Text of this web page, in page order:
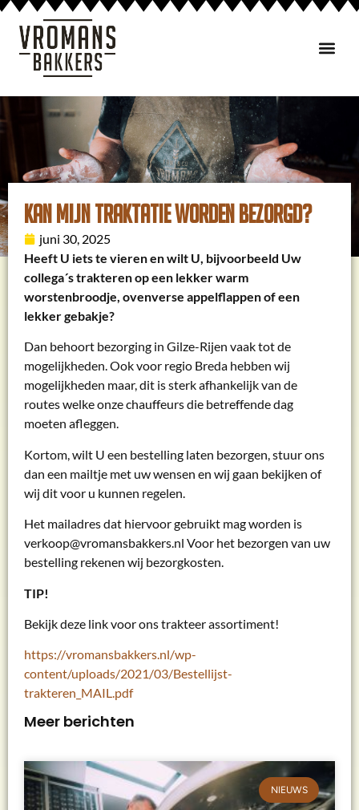
Kan mijn traktatie worden bezorgd?
juni 30, 2025
Heeft U iets te vieren en wilt U, bijvoorbeeld Uw
collega´s trakteren op een lekker warm
worstenbroodje, ovenverse appelflappen of een
lekker gebakje?
Dan behoort bezorging in Gilze-Rijen vaak tot de
mogelijkheden. Ook voor regio Breda hebben wij
mogelijkheden maar, dit is sterk afhankelijk van de
routes welke onze chauffeurs die betreffende dag
moeten afleggen.
Kortom, wilt U een bestelling laten bezorgen, stuur ons
dan een mailtje met uw wensen en wij gaan bekijken of
wij dit voor u kunnen regelen.
Het mailadres dat hiervoor gebruikt mag worden is
verkoop@vromansbakkers.nl Voor het bezorgen van uw
bestelling rekenen wij bezorgkosten.
TIP!
Bekijk deze link voor ons trakteer assortiment!
https://vromansbakkers.nl/wp-
content/uploads/2021/03/Bestellijst-
trakteren_MAIL.pdf
Meer berichten
NIEUWS